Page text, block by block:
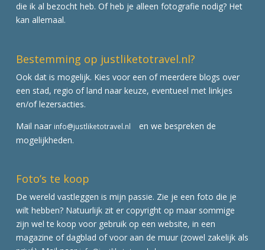
die ik al bezocht heb. Of heb je alleen fotografie nodig? Het
kan allemaal.
Bestemming op justliketotravel.nl?
Ook dat is mogelijk. Kies voor een of meerdere blogs over
een stad, regio of land naar keuze, eventueel met linkjes
en/of lezersacties.
Mail naar info@justliketotravel.nl
en we bespreken de
mogelijkheden.
Foto’s te koop
De wereld vastleggen is mijn passie. Zie je een foto die je
wilt hebben? Natuurlijk zit er copyright op maar sommige
zijn wel te koop voor gebruik op een website, in een
magazine of dagblad of voor aan de muur (zowel zakelijk als